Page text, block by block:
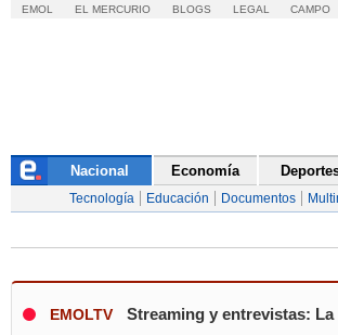
EMOL EL MERCURIO BLOGS LEGAL CAMPO
Nacional Economía
Tecnología Educación Documentos
EMOLTV Streaming y entrevistas: